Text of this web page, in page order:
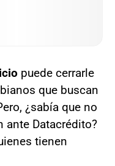
puede cerrarle
que buscan
¿sabía que no
ante Datacrédito?
tienen